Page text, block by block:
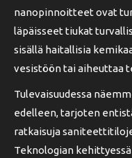
nanopinnoitteet ovat
läpäisseet tiukat
sisällä haitallisia
vesistöön tai aiheuttaa
Tulevaisuudessa
edelleen, tarjoten
ratkaisuja
Teknologian